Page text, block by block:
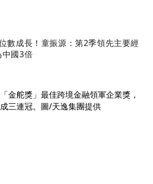
數成長！童振源：第2季領先主要經
國3倍